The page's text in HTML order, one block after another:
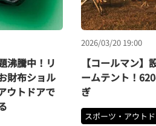
沸騰中！リ
財布ショル
ウトドアで
2026/03/20 19:00
【コールマン
ームテント！
ぎ
スポーツ・アウト